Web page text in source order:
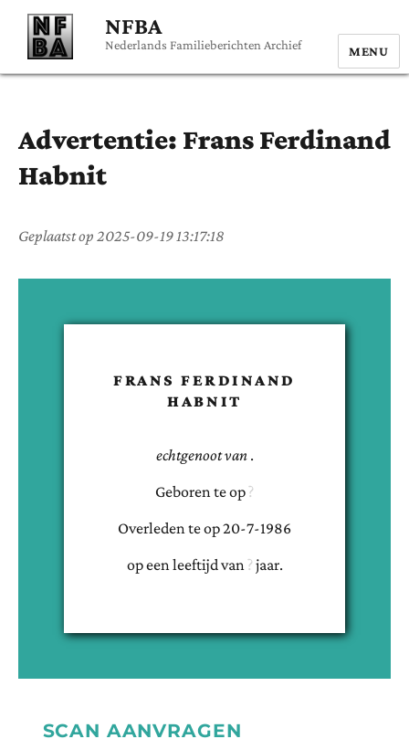
NFBA
Nederlands Familieberichten Archief MENU
Advertentie: Frans Ferdinand
Habnit
Geplaatst op 2025-09-19 13:17:18
FRANS FERDINAND
HABNIT
echtgenoot van .
Geboren teop
Overleden teop20-7-1986
op een leeftijd van
jaar.
SCAN AANVRAGEN